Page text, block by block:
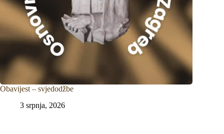
Obavijest – svjedodžbe
3 srpnja, 2026